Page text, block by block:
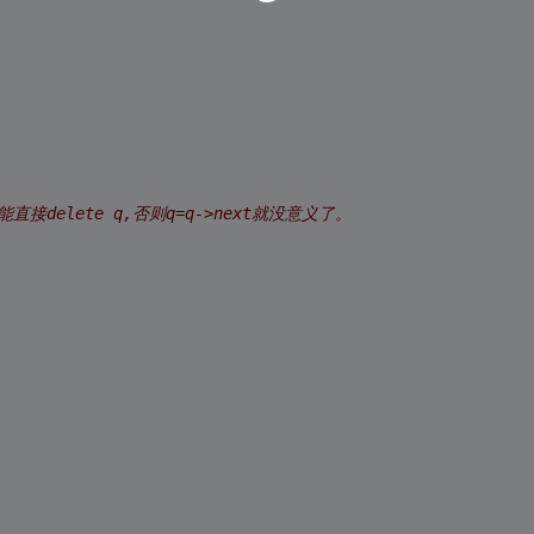
直接delete q,否则q=q->next就没意义了。